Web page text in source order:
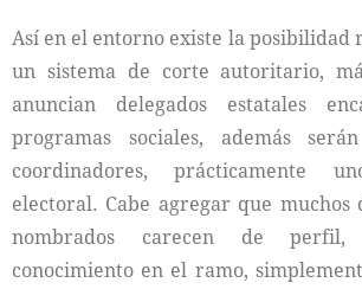
Así en el entorno existe la posibilidad
un sistema de corte autoritario,
anuncian delegados estatales
programas sociales, además
coordinadores, prácticamente
electoral. Cabe agregar que muchos
nombrados carecen de perfil,
conocimiento en el ramo,